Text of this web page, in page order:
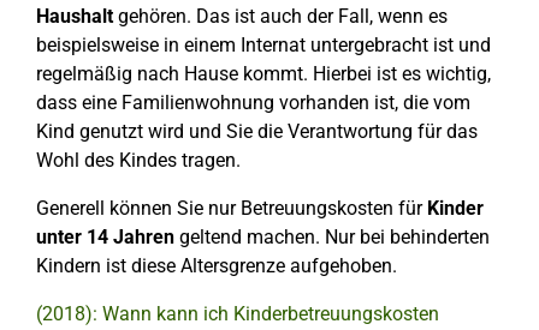
Haushaltgehören. Das ist auch der Fall, wenn es
beispielsweise in einem Internat untergebracht ist und
regelmäßig nach Hause kommt. Hierbei ist es wichtig,
dass eine Familienwohnung vorhanden ist, die vom
Kind genutzt wird und Sie die Verantwortung für das
Wohl des Kindes tragen.
Generell können Sie nur Betreuungskosten für Kinder
unter 14 Jahren geltend machen. Nur bei behinderten
Kindern ist diese Altersgrenze aufgehoben.
(2018): Wann kann ich Kinderbetreuungskosten